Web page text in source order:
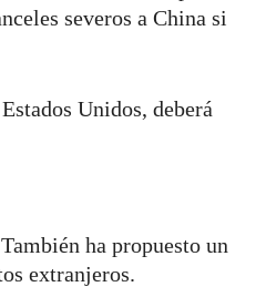
severos a China si
Unidos, deberá
ha propuesto un
extranjeros.